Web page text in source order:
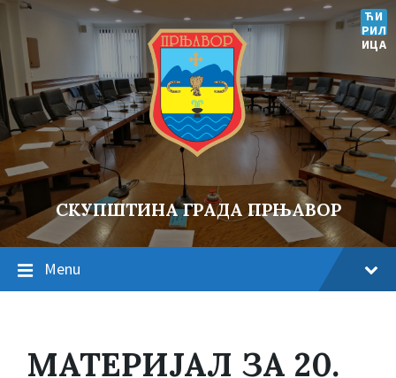
ЋИ
РИЛ
ИЦА
СКУПШТИНА ГРАДА ПРЊАВОР
Menu
МАТЕРИЈАЛ ЗА 20.